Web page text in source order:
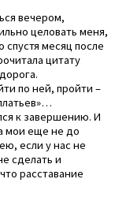
вечером,
целовать меня,
месяц после
цитату
по ней, пройти –
к завершению. И
а мои еще не до
если у нас не
сделать и
расставание